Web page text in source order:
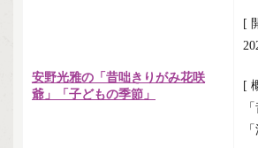
安野光雅の「昔咄きりがみ花咲
爺」「子どもの季節」
[
[